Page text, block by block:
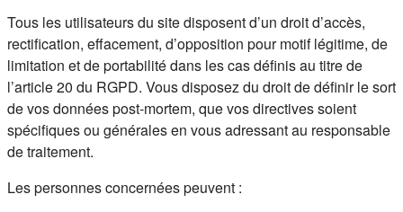
Tous les utilisateurs du site disposent d’un droit d’accès,
rectification, effacement, d’opposition pour motif légitime, de
limitation et de portabilité dans les cas définis au titre de
l’article 20 du RGPD. Vous disposez du droit de définir le sort
de vos données post-mortem, que vos directives soient
spécifiques ou générales en vous adressant au responsable
de traitement.
Les personnes concernées peuvent :